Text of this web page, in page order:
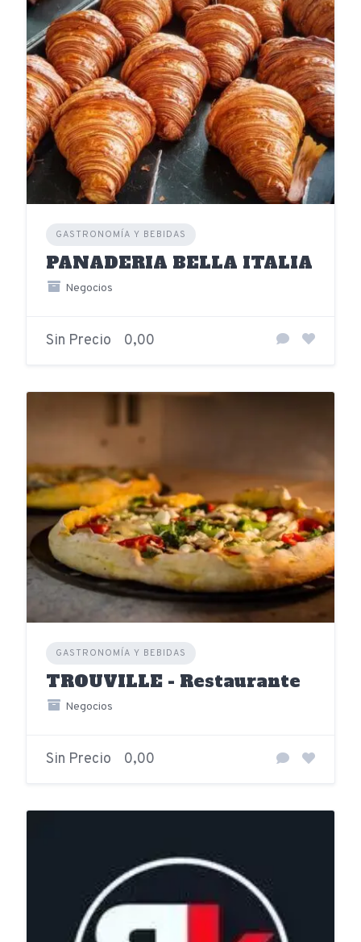
GASTRONOMÍA Y BEBIDAS
PANADERIA BELLA ITALIA
Negocios
Sin Precio 0,00
GASTRONOMÍA Y BEBIDAS
TROUVILLE - Restaurante
Negocios
Sin Precio 0,00